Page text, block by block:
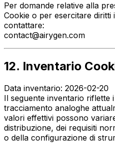
Per domande relative alla
Cookie o per esercitare diritti
contattare:
contact@airygen.com
12. Inventario
Data inventario: 2026-02-20
Il seguente inventario riflette
tracciamento analoghe
valori effettivi possono
distribuzione, dei requisiti
o della configurazione di